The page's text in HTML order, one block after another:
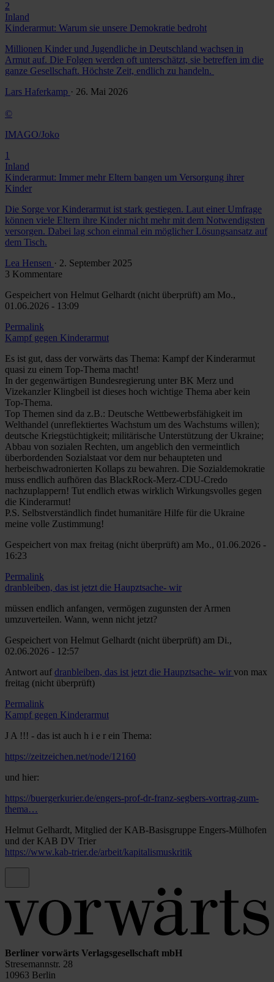
2
Inland
Kinderarmut: Warum sie unsere Demokratie bedroht
Millionen Kinder und Jugendliche in Deutschland wachsen in
Armut auf. Die Folgen werden oft unterschätzt, sie betreffen im die
ganze Gesellschaft. Höchste Zeit, endlich zu handeln.
Lars Haferkamp · 26. Mai 2026
©
IMAGO/Joko
1
Inland
Kinderarmut: Immer mehr Eltern bangen um Versorgung ihrer
Kinder
Die Sorge vor Kinderarmut ist stark gestiegen. Laut einer Umfrage
können viele Eltern ihre Kinder nicht mehr mit dem Notwendigsten
versorgen. Dabei lag schon einmal ein möglicher Lösungsansatz auf
dem Tisch.
Lea Hensen · 2. September 2025
3 Kommentare
Gespeichert von Helmut Gelhardt (nicht überprüft) am Mo.,
01.06.2026 - 13:09
Permalink
Kampf gegen Kinderarmut
Es ist gut, dass der vorwärts das Thema: Kampf der Kinderarmut
quasi zu einem Top-Thema macht!
In der gegenwärtigen Bundesregierung unter BK Merz und
Vizekanzler Klingbeil ist dieses hoch wichtige Thema aber kein
Top-Thema.
Top Themen sind da z.B.: Deutsche Wettbewerbsfähigkeit im
Welthandel (unreflektiertes Wachstum um des Wachstums willen);
deutsche Kriegstüchtigkeit; militärische Unterstützung der Ukraine;
Abbau von sozialen Rechten, um angeblich den vermeintlich
überbordenden Sozialstaat vor dem nur behaupteten und
herbeischwadronierten Kollaps zu bewahren. Die Sozialdemokratie
muss endlich aufhören das BlackRock-Merz-CDU-Credo
nachzuplappern! Tut endlich etwas wirklich Wirkungsvolles gegen
die Kinderarmut!
P.S. Selbstverständlich findet humanitäre Hilfe für die Ukraine
meine volle Zustimmung!
Gespeichert von max freitag (nicht überprüft) am Mo., 01.06.2026 -
16:23
Permalink
dranbleiben, das ist jetzt die Haupztsache- wir
müssen endlich anfangen, vermögen zugunsten der Armen
umzuverteilen. Wann, wenn nicht jetzt?
Gespeichert von Helmut Gelhardt (nicht überprüft) am Di.,
02.06.2026 - 12:57
Antwort auf dranbleiben, das ist jetzt die Haupztsache- wir von max
freitag (nicht überprüft)
Permalink
Kampf gegen Kinderarmut
J A !!! - das ist auch h i e r ein Thema:
https://zeitzeichen.net/node/12160
und hier:
https://buergerkurier.de/engers-prof-dr-franz-segbers-vortrag-zum-
thema…
Helmut Gelhardt, Mitglied der KAB-Basisgruppe Engers-Mülhofen
und der KAB DV Trier
https://www.kab-trier.de/arbeit/kapitalismuskritik
Berliner vorwärts Verlagsgesellschaft mbH
Stresemannstr. 28
10963 Berlin